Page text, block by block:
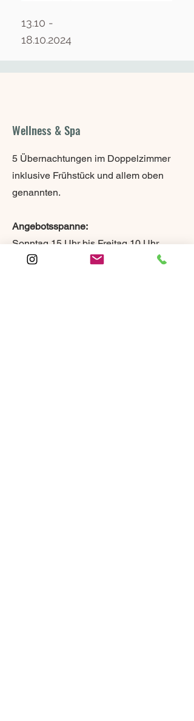
13.10 -
18.10.2024
Wellness & Spa
5 Übernachtungen im Doppelzimmer
inklusive Frühstück und allem oben
genannten.
Angebotsspanne:
Sonntag 15 Uhr bis Freitag 10 Uhr.
Eigene Anreise.